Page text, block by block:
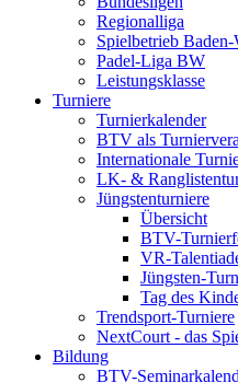
Regionalliga
Spielbetrieb
Padel-Liga BW
Leistungsklasse
Turniere
Turnierkalender
BTV als
Internationale
LK- &
Jüngstenturniere
Übersicht
BTV-
VR-
Jüngsten-
Tag des
Trendsport-Turniere
NextCourt - das
Bildung
BTV-